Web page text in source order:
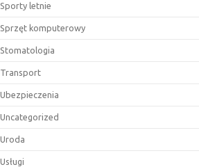
Sporty letnie
Sprzęt komputerowy
Stomatologia
Transport
Ubezpieczenia
Uncategorized
Uroda
Usługi